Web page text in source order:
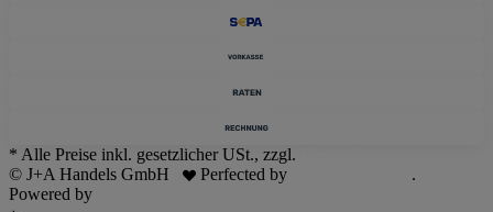
* Alle Preise inkl. gesetzlicher USt., zzgl.
© J+A Handels GmbH
Perfected by
.
Powered by